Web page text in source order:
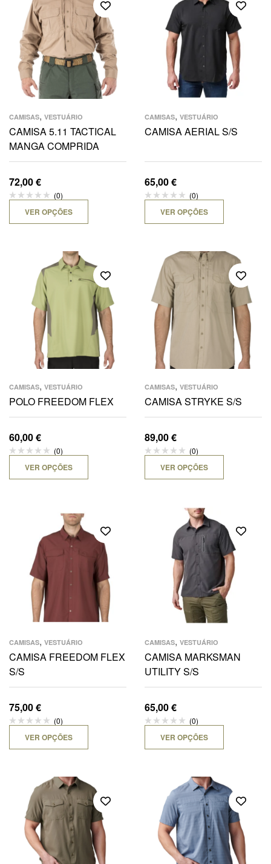
CAMISAS, VESTUÁRIO
CAMISA 5.11 TACTICAL
MANGA COMPRIDA
72,00€
(0)
VER OPÇÕES
CAMISAS, VESTUÁRIO
CAMISA AERIAL S/S
65,00€
(0)
VER OPÇÕES
CAMISAS, VESTUÁRIO
POLO FREEDOM FLEX
60,00€
(0)
VER OPÇÕES
CAMISAS, VESTUÁRIO
CAMISA STRYKE S/S
89,00€
(0)
VER OPÇÕES
CAMISAS, VESTUÁRIO
CAMISA FREEDOM FLEX
S/S
75,00€
(0)
VER OPÇÕES
CAMISAS, VESTUÁRIO
CAMISA MARKSMAN
UTILITY S/S
65,00€
(0)
VER OPÇÕES